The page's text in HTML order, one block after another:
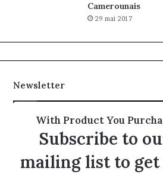
Camerounais
29 mai 2017
Newsletter
With Product You
Subscribe to
mailing list to get